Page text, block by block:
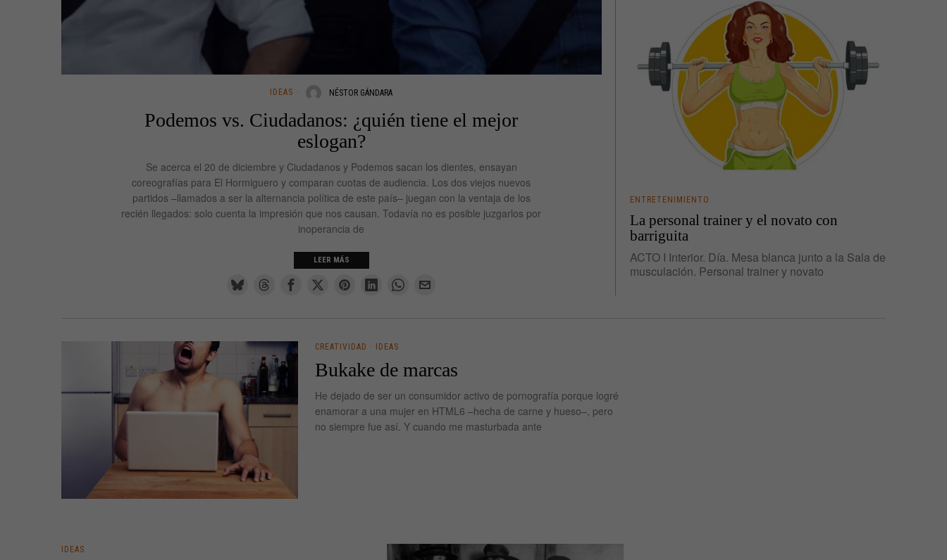
IDEAS NÉSTOR GÁNDARA
Podemos vs. Ciudadanos: ¿quién tiene el mejor
eslogan?
Se acerca el 20 de diciembre y Ciudadanos y Podemos sacan los dientes, ensayan
coreografías para El Hormiguero y comparan cuotas de audiencia. Los dos viejos nuevos
partidos –llamados a ser la alternancia política de este país– juegan con la ventaja de los
recién llegados: solo cuenta la impresión que nos causan. Todavía no es posible juzgarlos por
inoperancia de
LEER MÁS
ENTRETENIMIENTO
La personal trainer y el novato con
barriguita
ACTO I Interior. Día. Mesa blanca junto a la Sala de
musculación. Personal trainer y novato
CREATIVIDAD · IDEAS
Bukake de marcas
He dejado de ser un consumidor activo de pornografía porque logré
enamorar a una mujer en HTML6 –hecha de carne y hueso–, pero
no siempre fue así. Y cuando me masturbada ante
IDEAS